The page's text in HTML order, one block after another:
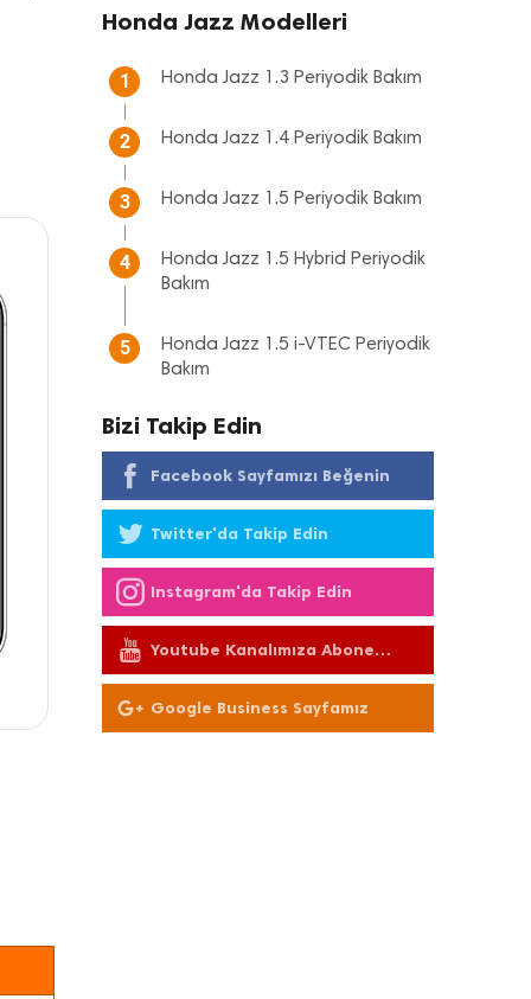
Honda Jazz Modelleri
1 Honda Jazz 1.3 Periyodik Bakım
2 Honda Jazz 1.4 Periyodik Bakım
3 Honda Jazz 1.5 Periyodik Bakım
4
Honda Jazz 1.5 Hybrid Periyodik
Bakım
5
Honda Jazz 1.5 i-VTEC Periyodik
Bakım
Bizi Takip Edin
Facebook Sayfamızı Beğenin
Twitter'da Takip Edin
Instagram'da Takip Edin
Youtube Kanalımıza Abone
Olun
Google Business Sayfamız